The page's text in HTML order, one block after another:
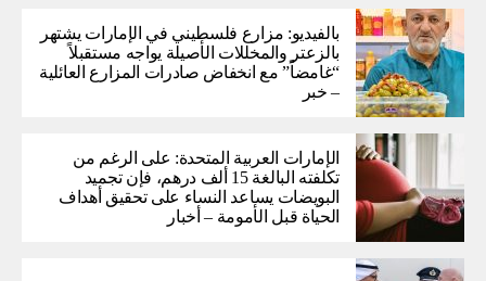
بالفيديو: مزارع فلسطيني في الإمارات يشتهر
بالزعتر والمخللات الأصيلة يواجه مستقبلاً
“غامضاً” ​​مع انخفاض صادرات المزارع العائلية
– خبر
الإمارات العربية المتحدة: على الرغم من
تكلفته البالغة 15 ألف درهم، فإن تجميد
البويضات يساعد النساء على تحقيق أهداف
الحياة قبل الأمومة – أخبار